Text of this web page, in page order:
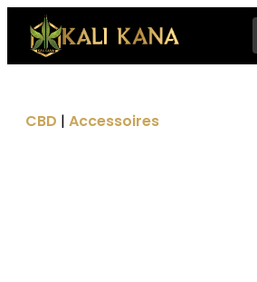
CBD | Accessoires